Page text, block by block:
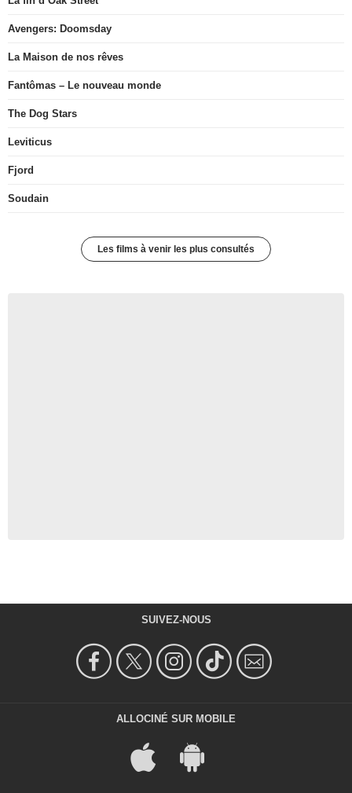
Avengers: Doomsday
La Maison de nos rêves
Fantômas – Le nouveau monde
The Dog Stars
Leviticus
Fjord
Soudain
Les films à venir les plus consultés
SUIVEZ-NOUS
ALLOCINÉ SUR MOBILE